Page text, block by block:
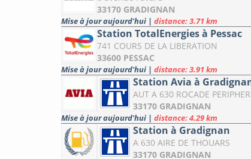
33170 GRADIGNAN
Mise à jour aujourd'hui | distance: 3.71 km
Station TotalEnergies à Pessac
741 COURS DE LA LIBERATION
33600 PESSAC
Mise à jour aujourd'hui | distance: 3.91 km
Station Avia à
AUT A 630 ROCADE
33170 GRADIGNAN
Mise à jour aujourd'hui | distance: 4.29 km
Station à Gradignan
A 630 AIRE DE THOUARS
33170 GRADIGNAN